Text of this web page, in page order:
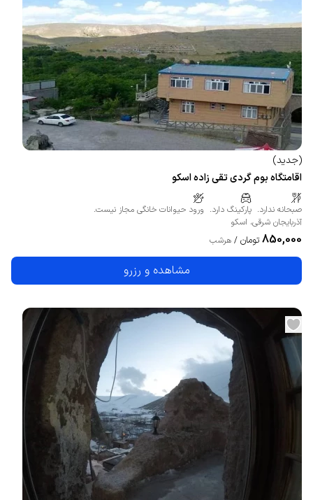
(جدید)
اقامتگاه بوم گردی تقی زاده اسکو
صبحانه ندارد. پارکینگ دارد. ورود حیوانات خانگی مجاز نیست.
آذربایجان شرقی، اسکو
850,000 تومان / هرشب
مشاهده و رزرو